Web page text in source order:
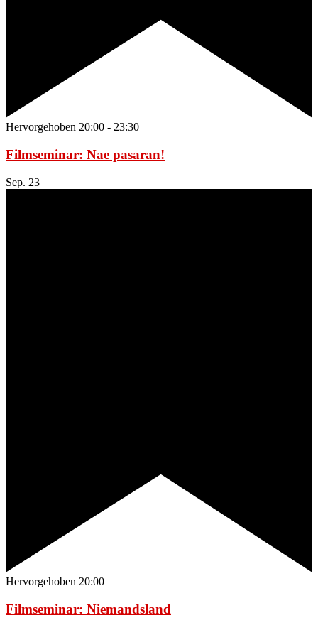
Hervorgehoben 20:00 - 23:30
Filmseminar: Nae pasaran!
Sep. 23
Hervorgehoben 20:00
Filmseminar: Niemandsland